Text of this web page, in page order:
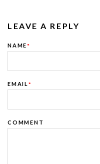
LEAVE A REPLY
NAME*
EMAIL *
COMMENT